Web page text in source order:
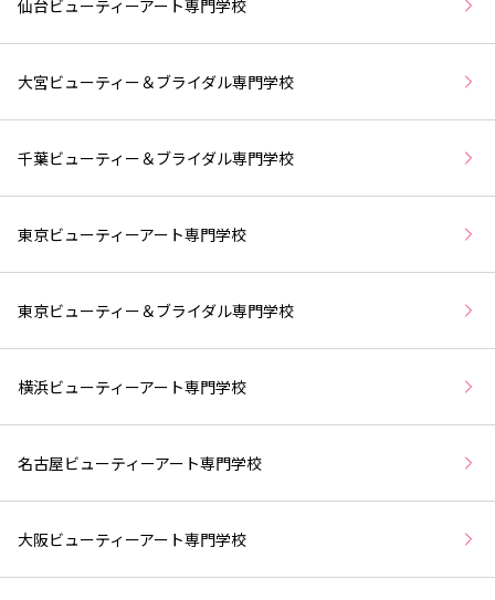
仙台ビューティーアート専門学校
大宮ビューティー＆ブライダル専門学校
千葉ビューティー＆ブライダル専門学校
東京ビューティーアート専門学校
東京ビューティー＆ブライダル専門学校
横浜ビューティーアート専門学校
名古屋ビューティーアート専門学校
大阪ビューティーアート専門学校